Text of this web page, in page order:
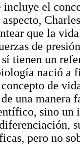
incluye el
que la
de
tienen un
nació a
de
una
sino
pero no